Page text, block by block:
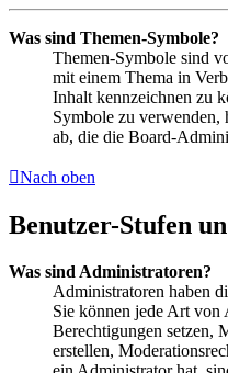
Was sind Themen-Symbole?
Themen-Symbole sind
mit einem Thema in
Inhalt kennzeichnen zu
Symbole zu verwenden,
ab, die die Board-
Nach oben
Benutzer-Stufen
Was sind Administratoren?
Administratoren haben
Sie können jede Art
Berechtigungen setzen,
erstellen,